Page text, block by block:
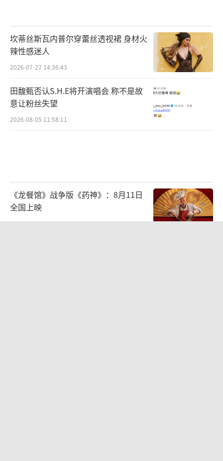
坎蒂丝斯瓦内普尔穿蕾丝透视裙 身材火
辣性感迷人
2026-07-27 14:36:43
田馥甄否认S.H.E将开演唱会 称不是故
意让粉丝失望
2026-08-05 11:58:11
《龙餐馆》战争版《药神》：8月11日
全国上映
2026-08-08 22:29:12